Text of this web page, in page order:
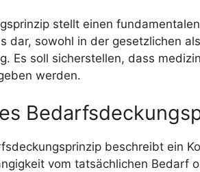
stellt einen
dar, sowohl in der gesetzlichen
Es soll sicherstellen, dass
werden.
beschreibt ein
vom tatsächlichen Bedarf